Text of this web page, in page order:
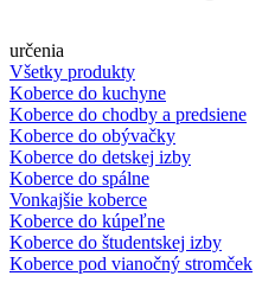
určenia
Všetky produkty
Koberce do kuchyne
Koberce do chodby a predsiene
Koberce do obývačky
Koberce do detskej izby
Koberce do spálne
Vonkajšie koberce
Koberce do kúpeľne
Koberce do študentskej izby
Koberce pod vianočný stromček